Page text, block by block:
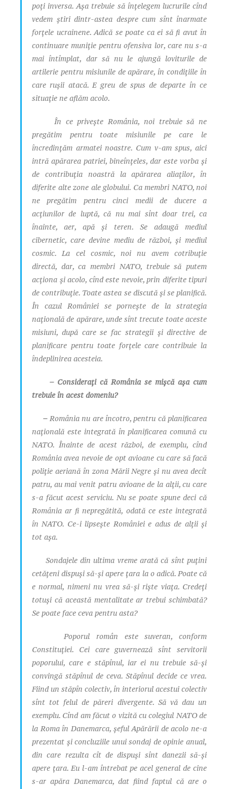
poți inversa. Așa trebuie să înțelegem lucrurile cînd
vedem știri dintr-astea despre cum sînt înarmate
forțele ucrainene. Adică se poate ca ei să fi avut în
continuare muniție pentru ofensiva lor, care nu s-a
mai întîmplat, dar să nu le ajungă loviturile de
artilerie pentru misiunile de apărare, în condițiile în
care rușii atacă. E greu de spus de departe în ce
situație ne aflăm acolo.
În ce privește România, noi trebuie să ne
pregătim pentru toate misiunile pe care le
încredințăm armatei noastre. Cum v-am spus, aici
intră apărarea patriei, bineînțeles, dar este vorba și
de contribuția noastră la apărarea aliaților, în
diferite alte zone ale globului. Ca membri NATO, noi
ne pregătim pentru cinci medii de ducere a
acțiunilor de luptă, că nu mai sînt doar trei, ca
înainte, aer, apă și teren. Se adaugă mediul
cibernetic, care devine mediu de război, și mediul
cosmic. La cel cosmic, noi nu avem cotribuție
directă, dar, ca membri NATO, trebuie să putem
acționa și acolo, cînd este nevoie, prin diferite tipuri
de contribuție. Toate astea se discută și se planifică.
În cazul României se pornește de la strategia
națională de apărare, unde sînt trecute toate aceste
misiuni, după care se fac strategii și directive de
planificare pentru toate forțele care contribuie la
îndeplinirea acesteia.
– Considerați că România se mișcă așa cum
trebuie în acest domeniu?
–România nu are încotro, pentru că planificarea
națională este integrată în planificarea comună cu
NATO. Înainte de acest război, de exemplu, cînd
România avea nevoie de opt avioane cu care să facă
poliție aeriană în zona Mării Negre și nu avea decît
patru, au mai venit patru avioane de la alții, cu care
s-a făcut acest serviciu. Nu se poate spune deci că
România ar fi nepregătită, odată ce este integrată
în NATO. Ce-i lipsește României e adus de alții și
tot așa.
Sondajele din ultima vreme arată că sînt puțini
cetățeni dispuși să-și apere țara la o adică. Poate că
e normal, nimeni nu vrea să-și riște viața. Credeți
totuși că această mentalitate ar trebui schimbată?
Se poate face ceva pentru asta?
Poporul român este suveran, conform
Constituției. Cei care guvernează sînt servitorii
poporului, care e stăpînul, iar ei nu trebuie să-și
convingă stăpînul de ceva. Stăpînul decide ce vrea.
Fiind un stăpîn colectiv, în interiorul acestui colectiv
sînt tot felul de păreri divergente. Să vă dau un
exemplu. Cînd am făcut o vizită cu colegiul NATO de
la Roma în Danemarca, șeful Apărării de acolo ne-a
prezentat și concluziile unui sondaj de opinie anual,
din care rezulta cît de dispuși sînt danezii să-și
apere țara. Eu l-am întrebat pe acel general de cine
s-ar apăra Danemarca, dat fiind faptul că are o